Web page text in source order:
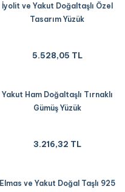
İyolit ve Yakut Doğaltaşlı Özel
Tasarım Yüzük
5.528,05 TL
Yakut Ham Doğaltaşlı Tırnaklı
Gümüş Yüzük
3.216,32 TL
Elmas ve Yakut Doğal Taşlı 925